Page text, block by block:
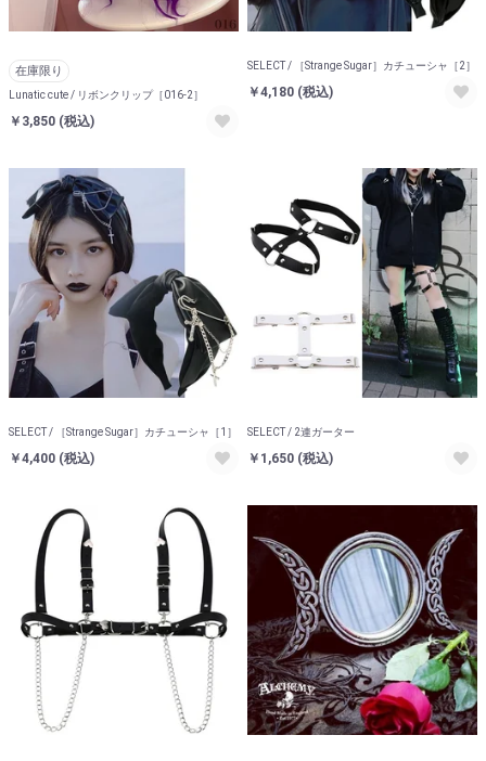
在庫限り
Lunatic cute / リボンクリップ［016-2］
￥3,850 (税込)
SELECT / ［Strange Sugar］カチューシャ［2］
￥4,180 (税込)
SELECT / ［Strange Sugar］カチューシャ［1］
￥4,400 (税込)
SELECT / 2連ガーター
￥1,650 (税込)